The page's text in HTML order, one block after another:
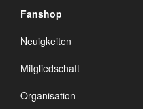
Fanshop
Neuigkeiten
Mitgliedschaft
Organisation
TSV Vineta
Audorf